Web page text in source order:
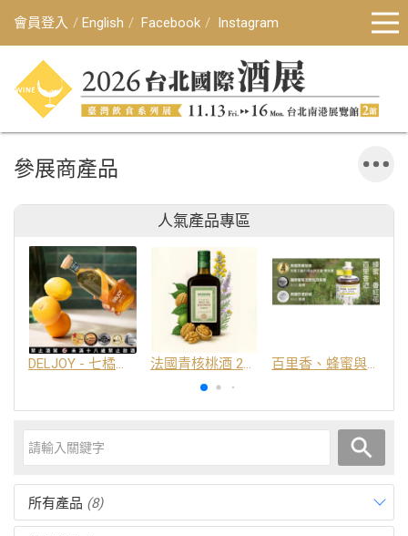
會員登入 English Facebook Instagram
參展商產品
人氣產品專區
DELJOY - 七橘干邑利口酒 24% 法國青核桃酒 25% 百里香、蜂蜜與番紅花酒
所有產品 (8)